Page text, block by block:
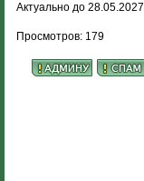
Актуально до 28.05.2027
Просмотров: 179